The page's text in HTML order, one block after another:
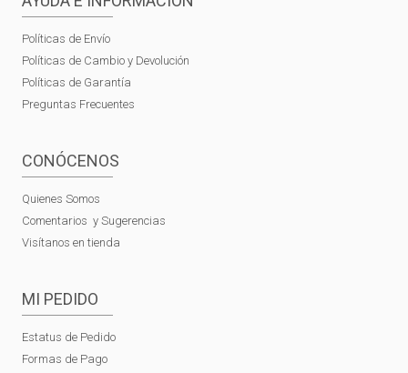
Políticas de Envío
Políticas de Cambio y Devolución
Políticas de Garantía
Preguntas Frecuentes
CONÓCENOS
Quienes Somos
Comentarios y Sugerencias
Visítanos en tienda
MI PEDIDO
Estatus de Pedido
Formas de Pago